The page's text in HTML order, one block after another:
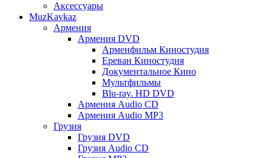
Аксессуары
MuzKavkaz
Армения
Армения DVD
Арменфильм Киностудия
Ереван Киностудия
Документальное Кино
Мультфильмы
Blu-ray. HD DVD
Армения Audio CD
Армения Audio MP3
Грузия
Грузия DVD
Грузия Audio CD